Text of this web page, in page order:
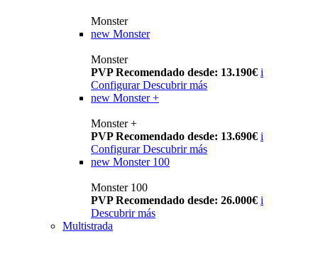
Monster
new Monster
Monster
PVP Recomendado desde: 13.190€ i
Configurar Descubrir más
new Monster +
Monster +
PVP Recomendado desde: 13.690€ i
Configurar Descubrir más
new Monster 100
Monster 100
PVP Recomendado desde: 26.000€ i
Descubrir más
Multistrada